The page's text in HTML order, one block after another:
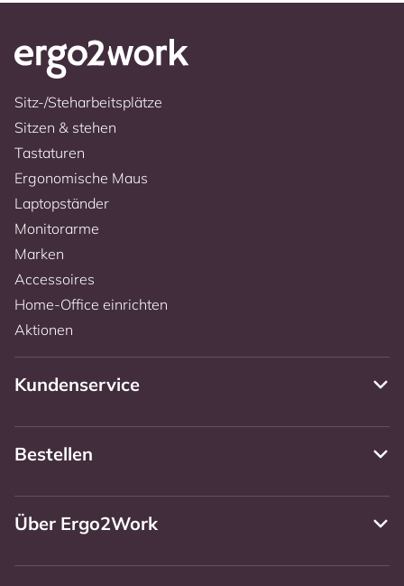
Sitz-/Steharbeitsplätze
Sitzen & stehen
Tastaturen
Ergonomische Maus
Laptopständer
Monitorarme
Marken
Accessoires
Home-Office einrichten
Aktionen
Kundenservice
Bestellen
Über Ergo2Work